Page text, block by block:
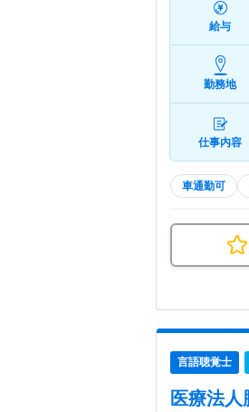
給与
勤務地
仕事内容
車通勤可
言語聴覚士
医療法